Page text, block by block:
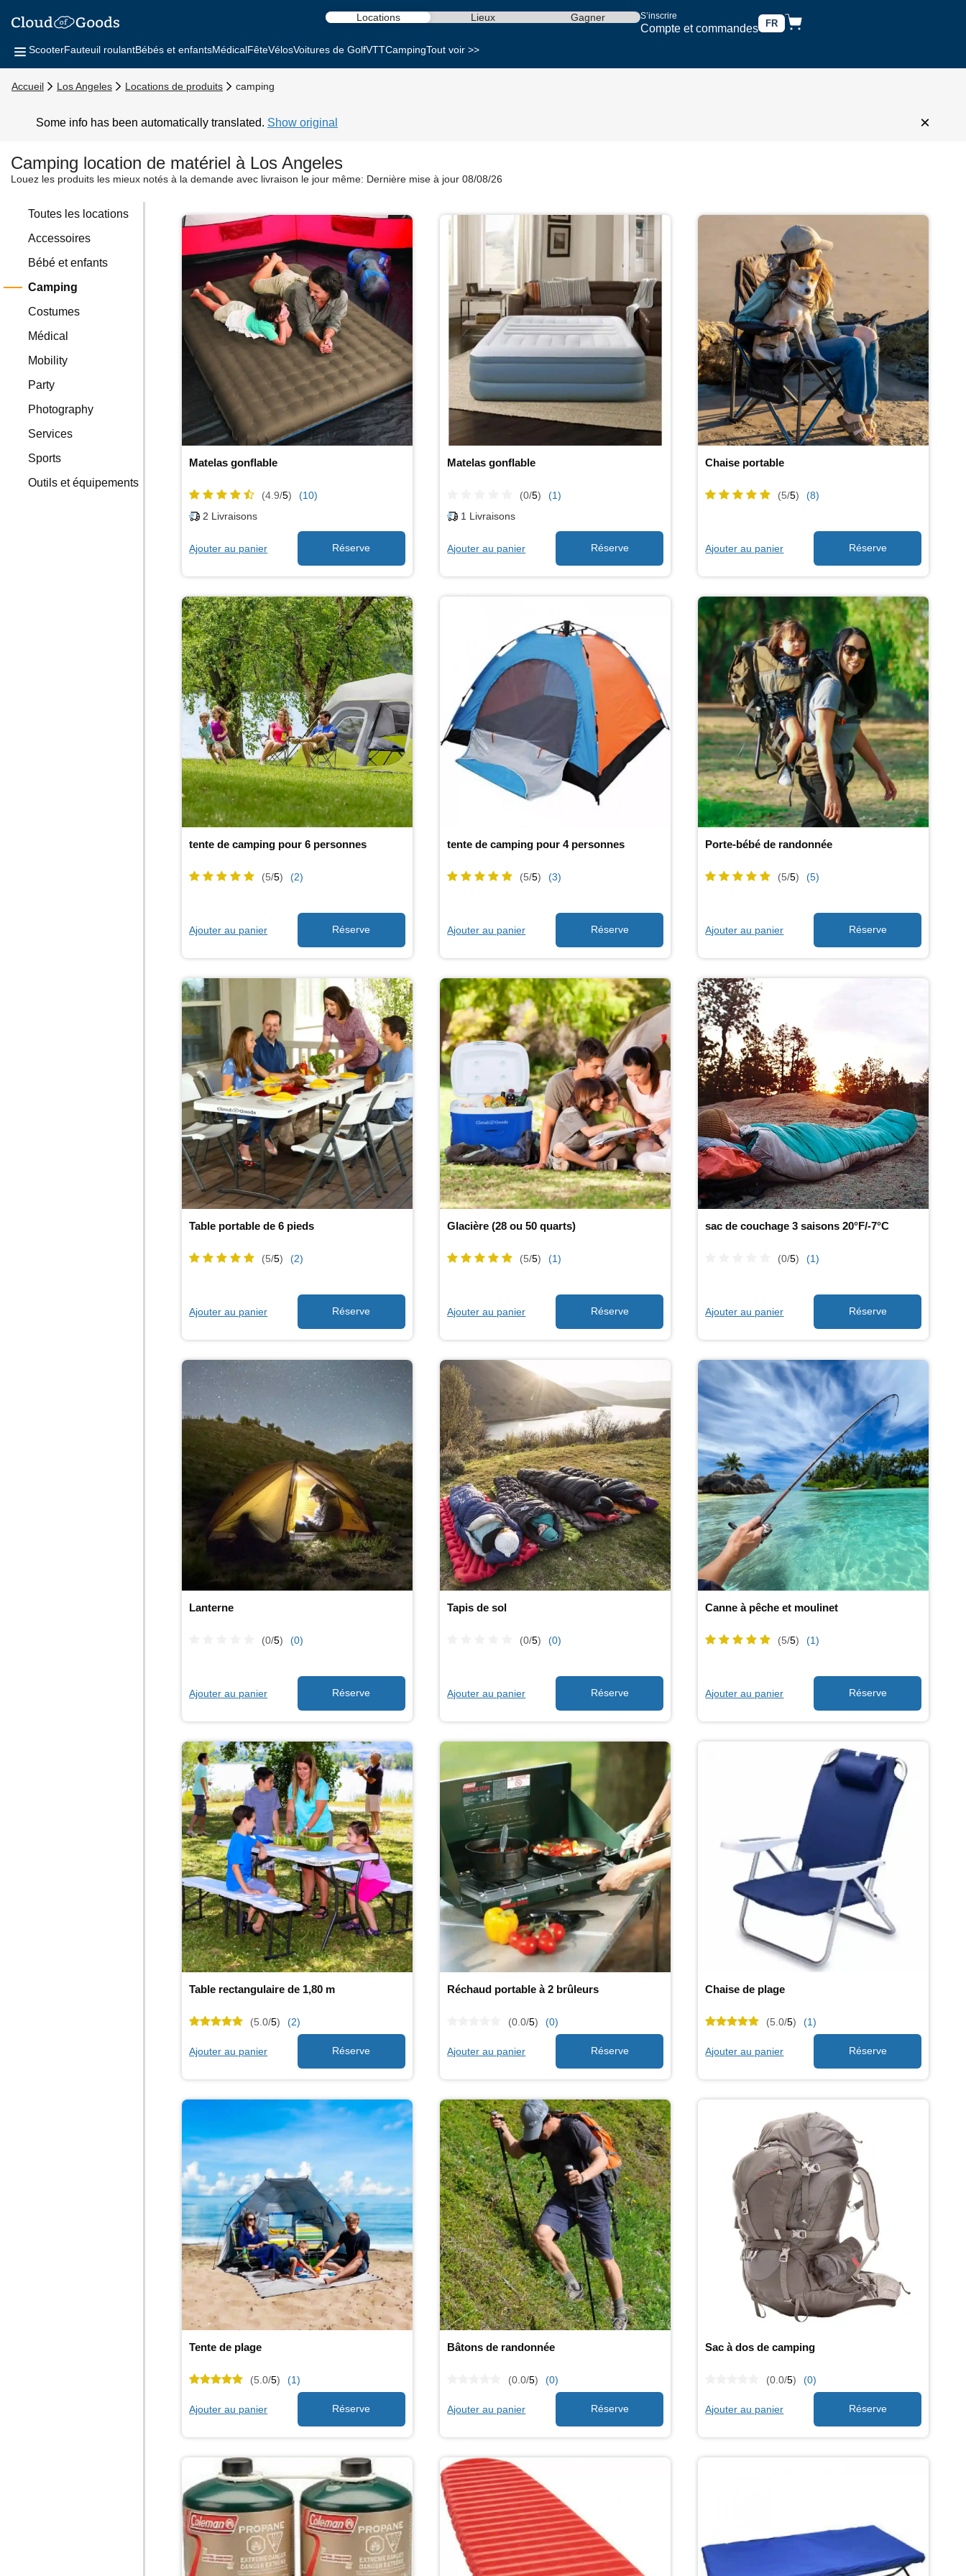
S’inscrire
Compte et commandes FR
Locations Lieux Gagner
ScooterFauteuil roulantBébés et enfantsMédicalFêteVélosVoitures de GolfVTTCampingTout voir >>
Accueil Los Angeles Locations de produits camping
Some info has been automatically translated. Show original ×
Camping location de matériel à Los Angeles
Louez les produits les mieux notés à la demande avec livraison le jour même: Dernière mise à jour 08/08/26
Toutes les locations
Accessoires
Bébé et enfants
Camping
Costumes
Médical
Mobility
Party
Photography
Services
Sports
Outils et équipements
Matelas gonflable
(4.9/5)
(10)
2 Livraisons
Ajouter au panier
Matelas gonflable
(0/5)
(1)
1 Livraisons
Ajouter au panier
Chaise portable
(5/5) (8)
Ajouter au panier
tente de camping pour 6 personnes
(5/5) (2)
Ajouter au panier
tente de camping pour 4 personnes
(5/5) (3)
Ajouter au panier
Porte-bébé de randonnée
(5/5) (5)
Ajouter au panier
Table portable de 6 pieds
(5/5) (2)
Ajouter au panier
Glacière (28 ou 50 quarts)
(5/5) (1)
Ajouter au panier
sac de couchage 3 saisons 20°F/-7°C
(0/5) (1)
Ajouter au panier
Lanterne
(0/5) (0)
Ajouter au panier
Tapis de sol
(0/5) (0)
Ajouter au panier
Canne à pêche et moulinet
(5/5) (1)
Ajouter au panier
Table rectangulaire de 1,80 m
(5.0/5) (2)
Ajouter au panier
Réchaud portable à 2 brûleurs
(0.0/5) (0)
Ajouter au panier
Chaise de plage
(5.0/5) (1)
Ajouter au panier
Tente de plage
(5.0/5) (1)
Ajouter au panier
Bâtons de randonnée
(0.0/5) (0)
Ajouter au panier
Sac à dos de camping
(0.0/5) (0)
Ajouter au panier